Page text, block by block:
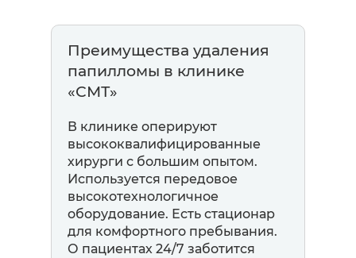
Преимущества удаления
папилломы в клинике
«СМТ»
В клинике оперируют
высококвалифицированные
хирурги с большим опытом.
Используется передовое
высокотехнологичное
оборудование. Есть стационар
для комфортного пребывания.
О пациентах 24/7 заботится